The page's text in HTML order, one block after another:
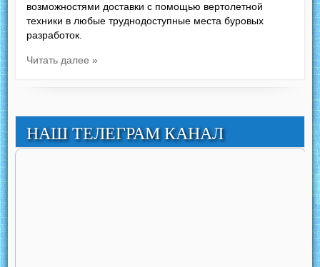
возможностями доставки с помощью вертолетной
техники в любые труднодоступные места буровых
разработок.
Читать далее »
НАШ ТЕЛЕГРАМ КАНАЛ